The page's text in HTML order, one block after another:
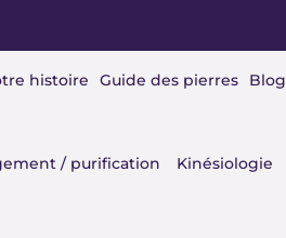
histoire Guide des pierres Blog
/ purification Kinésiologie